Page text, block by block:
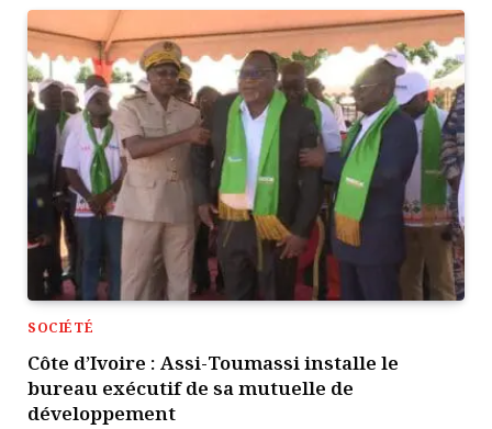
SOCIÉTÉ
Côte d’Ivoire : Assi-Toumassi installe le
bureau exécutif de sa mutuelle de
développement